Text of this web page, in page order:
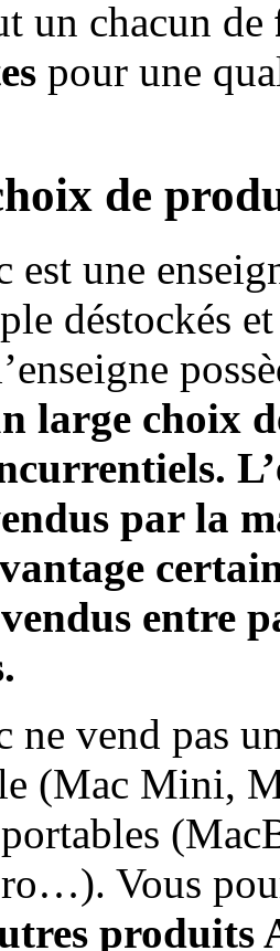
un chacun de
pour une
de
une
déstockés
large choix
.
par la
entre
ne vend pas
(Mac Mini,
Vous
produits